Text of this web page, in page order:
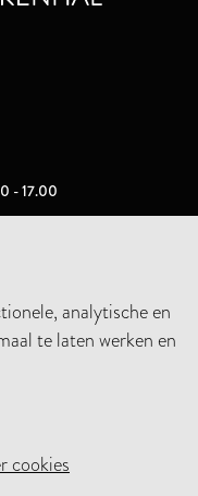
analytische en
te laten werken en
cookies
- 17.00